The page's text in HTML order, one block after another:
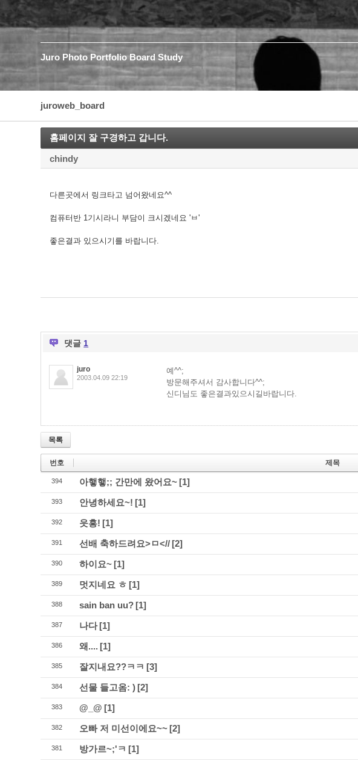
Juro Photo Portfolio Board Study
juroweb_board
홈페이지 잘 구경하고 갑니다.
chindy
다른곳에서 링크타고 넘어왔네요^^
컴퓨터반 1기시라니 부담이 크시겠네요 'ㅂ'
좋은결과 있으시기를 바랍니다.
댓글 1
juro
2003.04.09 22:19
예^^;
방문해주셔서 감사합니다^^;
신디님도 좋은결과있으시길바랍니다.
목록
번호 제목
394 아햏햏;; 간만에 왔어요~[1]
393 안녕하세요~! [1]
392 읏흥! [1]
391 선배 축하드려요>ㅁ<//[2]
390 하이요~[1]
389 멋지네요 ㅎ [1]
388 sain ban uu?[1]
387 나다[1]
386 왜....[1]
385 잘지내요??ㅋㅋ [3]
384 선물 들고옴: )[2]
383 @_@ [1]
382 오빠 저 미선이에요~~[2]
381 방가르~;'ㅋ [1]